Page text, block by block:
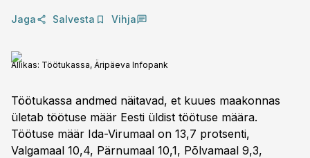
Jaga Salvesta Vihja
Allikas: Töötukassa, Äripäeva Infopank
Töötukassa andmed näitavad, et kuues maakonnas
ületab töötuse määr Eesti üldist töötuse määra.
Töötuse määr Ida-Virumaal on 13,7 protsenti,
Valgamaal 10,4, Pärnumaal 10,1, Põlvamaal 9,3,